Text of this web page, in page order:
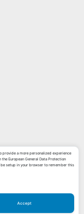
"Thought is free".
provide a more personalized experience
European General Data Protection
setup in your browser to remember this
Accept